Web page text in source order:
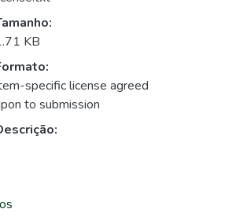
KB
specific license agreed
to submission